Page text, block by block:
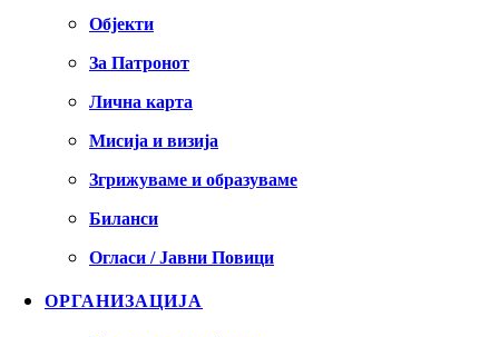
Објекти
За Патронот
Лична карта
Мисија и визија
Згрижуваме и образуваме
Биланси
Огласи / Јавни Повици
ОРГАНИЗАЦИЈА